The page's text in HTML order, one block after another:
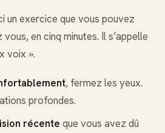
un exercice que vous pouvez
en cinq minutes. Il s’appelle
voix ».
, fermez les yeux.
profondes.
récente que vous avez dû